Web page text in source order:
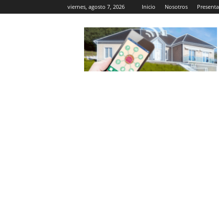
viernes, agosto 7, 2026 Inicio Nosotros
Casa
Inteligente
Wifi